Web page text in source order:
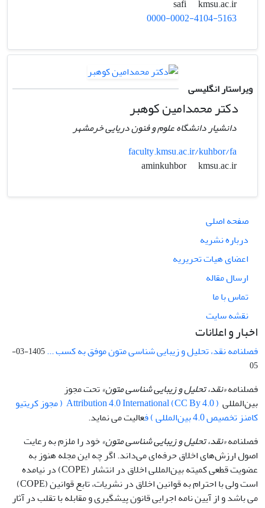
safi
kmsu.ac.ir
0000-0002-4104-5163
ویراستار انگلیسی
دکتر محمدامین کوهبر
دانشیار دانشگاه علوم و فنون دریایی خرمشهر
faculty.kmsu.ac.ir/kuhbor/fa
aminkuhbor
kmsu.ac.ir
صفحه اصلی
درباره نشریه
اعضای هیات تحریریه
ارسال مقاله
تماس با ما
نقشه سایت
اخبار و اعلانات
فصلنامه نقد، تحلیل و زیبایی شناسی متون موفق به کسب ...
1405-03-
05
فصلنامه«نقد، تحلیل و زیبایی شناسی متون»تحت مجوز
بین‌المللی
Attribution 4.0 International (CC By 4.0 ) ( مجوز کریتیو
کامنز تخصیص 4.0 بین‌المللی ) ف
عالیت می نماید.
فصلنامه«نقد، تحلیل و زیبایی شناسی متون»خود را ملزم به رعایت
اصول ارزش‌های اخلاق حرفه‌ای می‌داند. اگر چه این مجله هنوز به
عضویت قطعی کمیته بین‌المللی اخلاق در انتشار (COPE) در نیامده
است ولی با احترام به قوانین اخلاق در نشریات، تابع قوانین (COPE)
می باشد و از آیین نامه اجرایی قانون پیشگیری و مقابله با تقلب در آثار